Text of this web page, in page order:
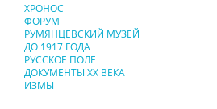
ХРОНОС
ФОРУМ
РУМЯНЦЕВСКИЙ МУЗЕЙ
ДО 1917 ГОДА
РУССКОЕ ПОЛЕ
ДОКУМЕНТЫ XX ВЕКА
ИЗМЫ